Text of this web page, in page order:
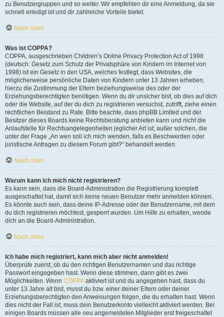
zu Benutzergruppen und so weiter. Wir empfehlen dir eine Anmeldung, da sie
schnell erledigt ist und dir zahlreiche Vorteile bietet.
Nach oben
Was ist COPPA?
COPPA, ausgeschrieben Children’s Online Privacy Protection Act of 1998
(deutsch: Gesetz zum Schutz der Privatsphäre von Kindern im Internet von
1998) ist ein Gesetz in den USA, welches festlegt, dass Websites, die
möglicherweise persönliche Daten von Kindern unter 13 Jahren erheben,
hierzu die Zustimmung der Eltern beziehungsweise des oder der
Erziehungsberechtigten benötigen. Wenn du dir unsicher bist, ob dies auf dich
oder die Website, auf der du dich zu registrieren versuchst, zutrifft, ziehe einen
rechtlichen Beistand zu Rate. Bitte beachte, dass phpBB Limited und der
Besitzer dieses Boards keine Rechtsberatung anbieten kann und nicht die
Anlaufstelle für Rechtsangelegenheiten jeglicher Art ist; außer solchen, die
unter der Frage „An wen soll ich mich wenden, falls es Beschwerden oder
juristische Anfragen zu diesem Forum gibt?“ behandelt werden.
Nach oben
Warum kann ich mich nicht registrieren?
Es kann sein, dass die Board-Administration die Registrierung komplett
ausgeschaltet hat, damit sich keine neuen Benutzer mehr anmelden können.
Es könnte auch sein, dass deine IP-Adresse oder der Benutzername, mit dem
du dich registrieren möchtest, gesperrt wurden. Um Hilfe zu erhalten, wende
dich an die Board-Administration.
Nach oben
Ich habe mich registriert, kann mich aber nicht anmelden!
Überprüfe zuerst, ob du den richtigen Benutzernamen und das richtige
Passwort eingegeben hast. Wenn diese stimmen, dann gibt es zwei
Möglichkeiten. Wenn COPPA aktiviert ist und du angegeben hast, dass du
unter 13 Jahre alt bist, musst du bzw. einer deiner Eltern oder deiner
Erziehungsberechtigten den Anweisungen folgen, die du erhalten hast. Wenn
dies nicht der Fall ist, muss dein Benutzerkonto vielleicht aktiviert werden. Bei
einigen Boards müssen alle neu angemeldeten Mitglieder erst freigeschaltet